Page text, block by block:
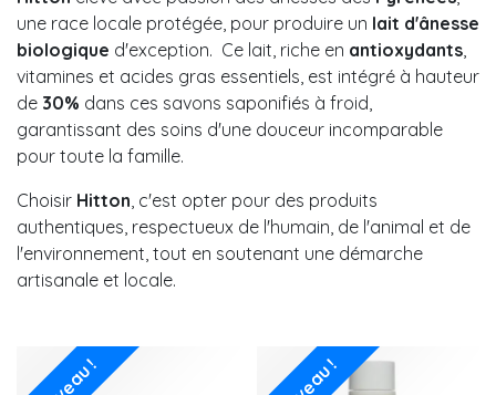
une race locale protégée, pour produire un lait d'ânesse
biologique d'exception. Ce lait, riche en antioxydants,
vitamines et acides gras essentiels, est intégré à hauteur
de 30% dans ces savons saponifiés à froid,
garantissant des soins d'une douceur incomparable
pour toute la famille.
Choisir Hitton, c'est opter pour des produits
authentiques, respectueux de l'humain, de l'animal et de
l'environnement, tout en soutenant une démarche
artisanale et locale.